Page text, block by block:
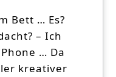
Bett … Es?
– Ich
… Da
kreativer